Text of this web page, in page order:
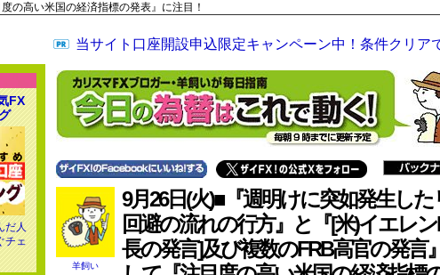
の高い米国の経済指標の発表』に注目！
当サイト口座開設申込限定キャンペーン中！条件クリア
羊飼い
9月26日(火)■『週明けに突如発生し
回避の流れの行方』と『[米)イエレ
長の発言]及び複数のFRB高官の発言
FX
だ人
チェ